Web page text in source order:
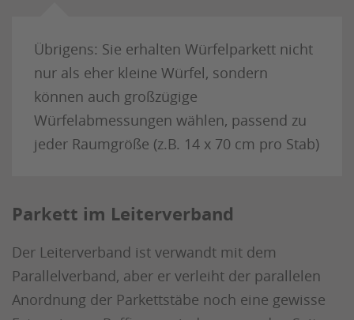
Übrigens: Sie erhalten Würfelparkett nicht
nur als eher kleine Würfel, sondern
können auch großzügige
Würfelabmessungen wählen, passend zu
jeder Raumgröße (z.B. 14 x 70 cm pro Stab)
Parkett im Leiterverband
Der Leiterverband ist verwandt mit dem
Parallelverband, aber er verleiht der parallelen
Anordnung der Parkettstäbe noch eine gewisse